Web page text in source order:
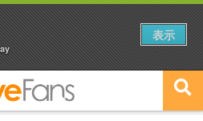
はここから！
表示